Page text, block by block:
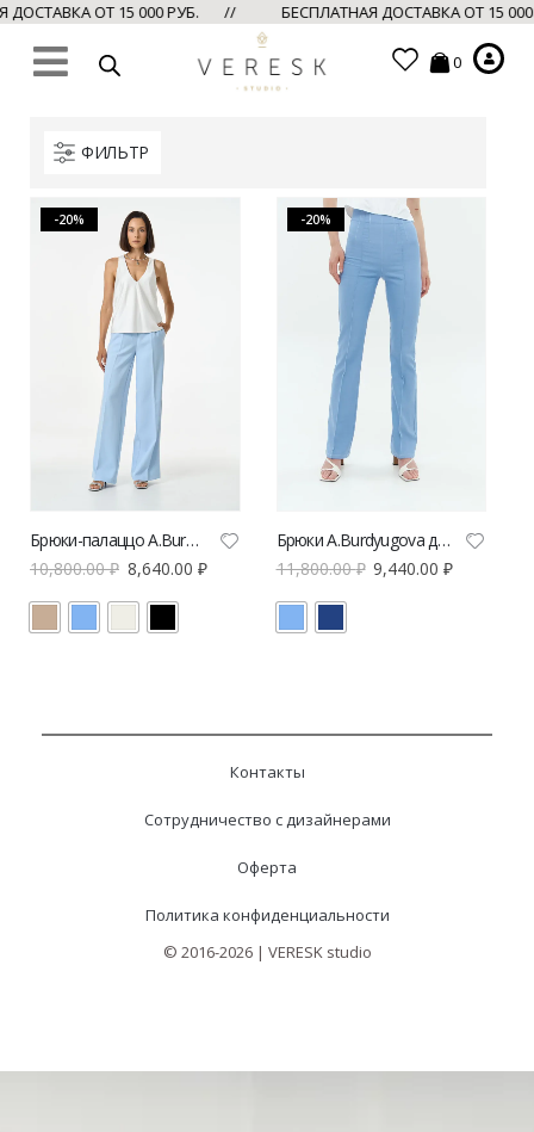
ОТ 15 000 РУБ. // БЕСПЛАТНАЯ ДОСТАВКА ОТ 15
0
ФИЛЬТР
-20%
Брюки-палаццо A.Burdyugova
10,800.00₽ 8,640.00 ₽
-20%
Брюки A.Burdyugova джинсовые
11,800.00₽ 9,440.00₽
Контакты
Сотрудничество с дизайнерами
Оферта
Политика конфиденциальности
© 2016-2026 | VERESK studio